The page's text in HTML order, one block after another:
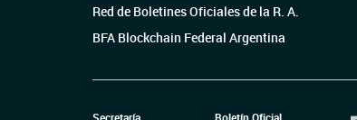
Red de Boletines Oficiales de la R. A.
BFA Blockchain Federal Argentina
Secretaría